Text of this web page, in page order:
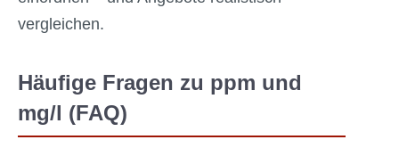
vergleichen.
Häufige Fragen zu ppm und
mg/l (FAQ)